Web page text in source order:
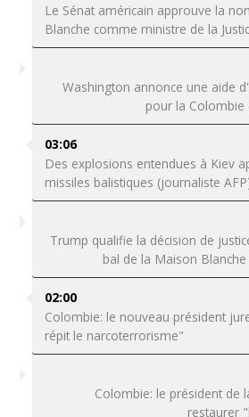
Le Sénat américain approuve la
Blanche comme ministre de la
Washington annonce une aide
pour la Colombie
03:06
Des explosions entendues à Kiev
missiles balistiques (journaliste
Trump qualifie la décision de
bal de la Maison
02:00
Colombie: le nouveau président
répit le narcoterrorisme"
Colombie: le président de
restaurer